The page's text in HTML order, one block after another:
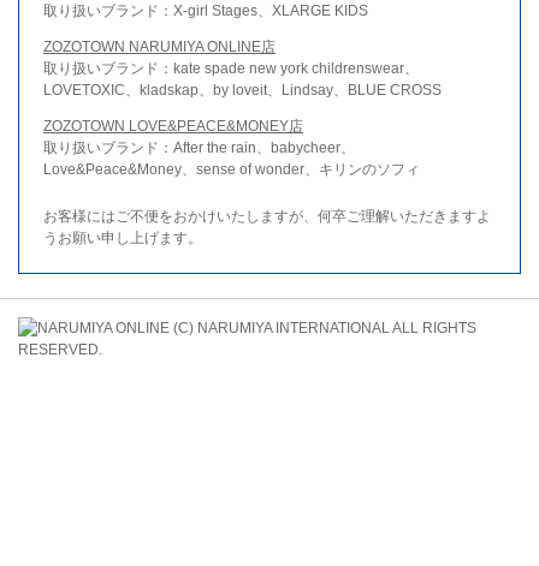
取り扱いブランド：X-girl Stages、XLARGE KIDS
ZOZOTOWN NARUMIYA ONLINE店
取り扱いブランド：kate spade new york childrenswear、
LOVETOXIC、kladskap、by loveit、Lindsay、BLUE CROSS
ZOZOTOWN LOVE&PEACE&MONEY店
取り扱いブランド：After the rain、babycheer、
Love&Peace&Money、sense of wonder、キリンのソフィ
お客様にはご不便をおかけいたしますが、何卒ご理解いただきますよ
うお願い申し上げます。